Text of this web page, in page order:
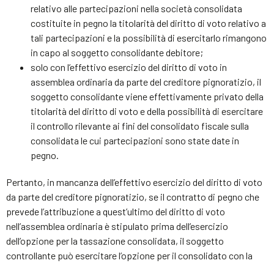
relativo alle partecipazioni nella società consolidata
costituite in pegno la titolarità del diritto di voto relativo a
tali partecipazioni e la possibilità di esercitarlo rimangono
in capo al soggetto consolidante debitore;
solo con l’effettivo esercizio del diritto di voto in
assemblea ordinaria da parte del creditore pignoratizio, il
soggetto consolidante viene effettivamente privato della
titolarità del diritto di voto e della possibilità di esercitare
il controllo rilevante ai fini del consolidato fiscale sulla
consolidata le cui partecipazioni sono state date in
pegno.
Pertanto, in mancanza dell’effettivo esercizio del diritto di voto
da parte del creditore pignoratizio, se il contratto di pegno che
prevede l’attribuzione a quest’ultimo del diritto di voto
nell’assemblea ordinaria è stipulato prima dell’esercizio
dell’opzione per la tassazione consolidata, il soggetto
controllante può esercitare l’opzione per il consolidato con la